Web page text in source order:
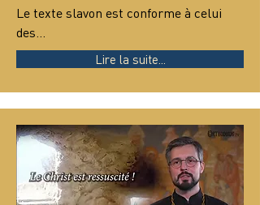
Le texte slavon est conforme à celui
des…
Lire la suite...